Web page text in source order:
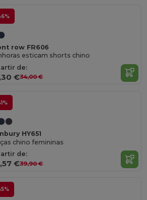
row FR606
esticam shorts chino
de:
€34,00 €
HY651
chino femininas
de:
€39,90 €